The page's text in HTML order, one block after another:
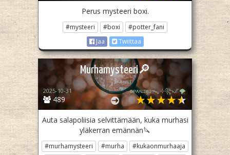
Perus mysteeri boxi.
#mysteeri #boxi
#potter_fani
Jaa
Twiittaa
Murhamysteeri🔎
489
2025-10-31 ᴏᴘᴀᴀʟɪӄᴜᴜᯓ₊ ⊹꧂🌌🌪
Auta salapoliisia selvittämään, kuka murhasi
yläkerran emännän🔪
#murhamysteeri #murha
#kukaonmurhaaja